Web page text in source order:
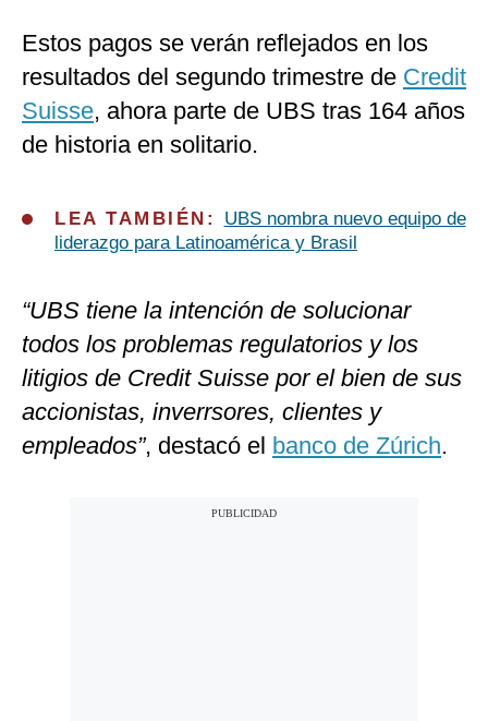
Estos pagos se verán reflejados en los
resultados del segundo trimestre de Credit
Suisse, ahora parte de UBS tras 164 años
de historia en solitario.
LEA TAMBIÉN: UBS nombra nuevo equipo de
liderazgo para Latinoamérica y Brasil
“UBS tiene la intención de solucionar
todos los problemas regulatorios y los
litigios de Credit Suisse por el bien de sus
accionistas, inverrsores, clientes y
empleados”, destacó el banco de Zúrich.